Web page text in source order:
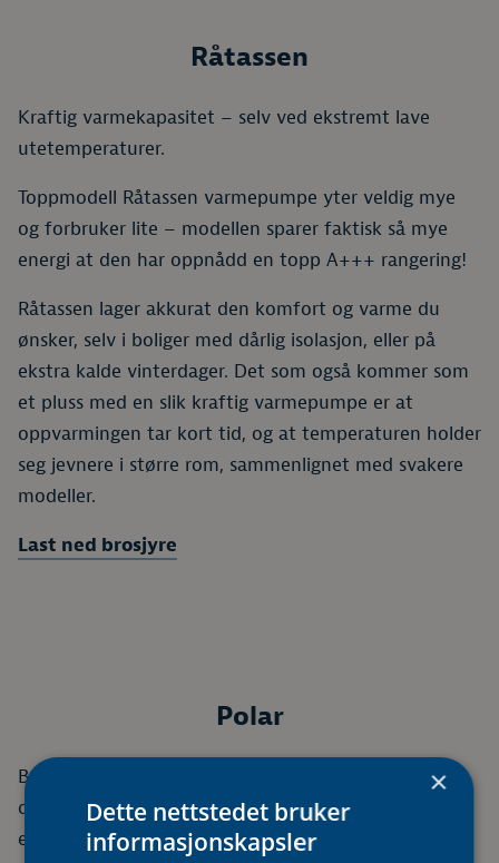
Råtassen
Kraftig varmekapasitet – selv ved ekstremt lave
utetemperaturer.
Toppmodell Råtassen varmepumpe yter veldig mye
og forbruker lite – modellen sparer faktisk så mye
energi at den har oppnådd en topp A+++ rangering!
Råtassen lager akkurat den komfort og varme du
ønsker, selv i boliger med dårlig isolasjon, eller på
ekstra kalde vinterdager. Det som også kommer som
et pluss med en slik kraftig varmepumpe er at
oppvarmingen tar kort tid, og at temperaturen holder
seg jevnere i større rom, sammenlignet med svakere
modeller.
Last ned brosjyre
Polar
Best i klassen på energieffektivitet. Stilig, matt
design. Høy kapasitet ved lave temperaturer og
energiklasse A+++.
×
Dette nettstedet bruker
informasjonskapsler